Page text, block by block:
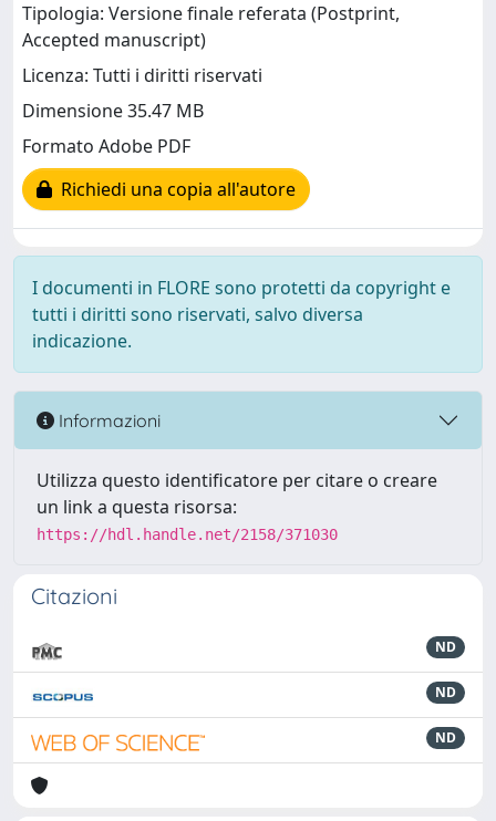
Tipologia: Versione finale referata (Postprint,
Accepted manuscript)
Licenza: Tutti i diritti riservati
Dimensione 35.47 MB
Formato Adobe PDF
Richiedi una copia all'autore
I documenti in FLORE sono protetti da copyright e
tutti i diritti sono riservati, salvo diversa
indicazione.
Informazioni
Utilizza questo identificatore per citare o creare
un link a questa risorsa:
https://hdl.handle.net/2158/371030
Citazioni
ND
ND
ND